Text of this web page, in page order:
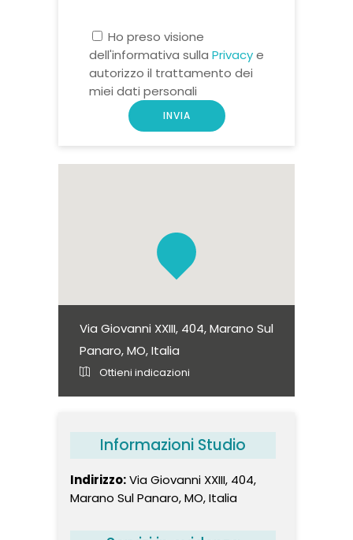
Ho preso visione
dell'informativa sulla Privacye
autorizzo il trattamento dei
miei dati personali
Via Giovanni XXIII, 404, Marano Sul
Panaro, MO, Italia
Ottieni indicazioni
Informazioni Studio
Indirizzo:Via Giovanni XXIII, 404,
Marano Sul Panaro, MO, Italia